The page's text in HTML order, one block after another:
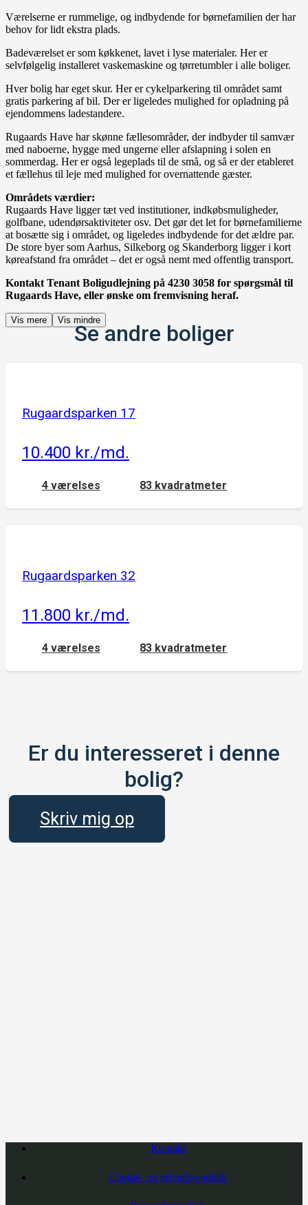
Værelserne er rummelige, og indbydende for børnefamilien der har
behov for lidt ekstra plads.
Badeværelset er som køkkenet, lavet i lyse materialer. Her er
selvfølgelig installeret vaskemaskine og tørretumbler i alle boliger.
Hver bolig har eget skur. Her er cykelparkering til området samt
gratis parkering af bil. Der er ligeledes mulighed for opladning på
ejendommens ladestandere.
Rugaards Have har skønne fællesområder, der indbyder til samvær
med naboerne, hygge med ungerne eller afslapning i solen en
sommerdag. Her er også legeplads til de små, og så er der etableret
et fællehus til leje med mulighed for overnattende gæster.
Områdets værdier:
Rugaards Have ligger tæt ved institutioner, indkøbsmuligheder,
golfbane, udendørsaktiviteter osv. Det gør det let for børnefamilierne
at bosætte sig i området, og ligeledes indbydende for det ældre par.
De store byer som Aarhus, Silkeborg og Skanderborg ligger i kort
køreafstand fra området – det er også nemt med offentlig transport.
Kontakt Tenant Boligudlejning på 4230 3058 for spørgsmål til
Rugaards Have, eller ønske om fremvisning heraf.
Vis mere Vis mindre
Se andre boliger
Rugaardsparken 17
10.400 kr./md.
4 værelses 83 kvadratmeter
Rugaardsparken 32
11.800 kr./md.
4 værelses 83 kvadratmeter
Er du interesseret i denne
bolig?
Skriv mig op
Kontakt
Cookie- og privatlivspolitik